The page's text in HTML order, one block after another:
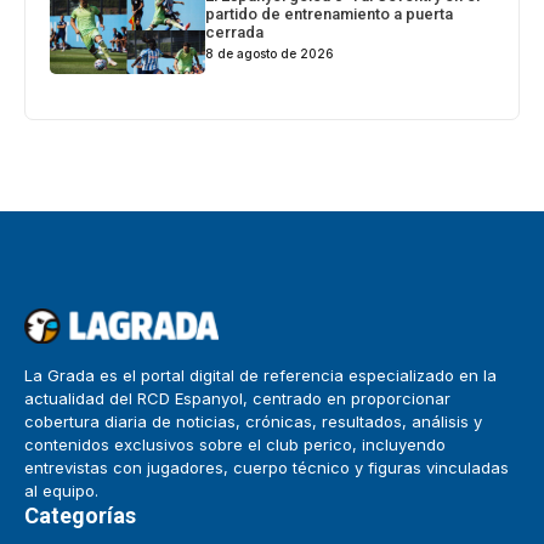
partido de entrenamiento a puerta
cerrada
8 de agosto de 2026
La Grada es el portal digital de referencia especializado en la
actualidad del RCD Espanyol, centrado en proporcionar
cobertura diaria de noticias, crónicas, resultados, análisis y
contenidos exclusivos sobre el club perico, incluyendo
entrevistas con jugadores, cuerpo técnico y figuras vinculadas
al equipo.
Categorías